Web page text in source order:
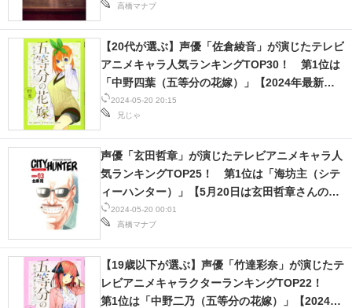
高橋マナブ
2024-05-20 20:15
兄じゃ
【20代が選ぶ】声優「佐倉綾音」が演じたテレビ
アニメキャラ人気ランキングTOP30！ 第1位は
「中野四葉（五等分の花嫁）」【2024年最新投
票結果】
2024-05-20 00:01
高橋マナブ
声優「玄田哲章」が演じたテレビアニメキャラ人
気ランキングTOP25！ 第1位は「海坊主（シテ
ィーハンター）」【5月20日は玄田哲章さんの誕
生日】
【19歳以下が選ぶ】声優「竹達彩奈」が演じたテ
レビアニメキャラクターランキングTOP22！
第1位は「中野二乃（五等分の花嫁）」【2024年